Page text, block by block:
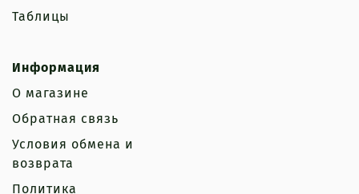
Таблицы
Информация
О магазине
Обратная связь
Условия обмена и
возврата
Политика